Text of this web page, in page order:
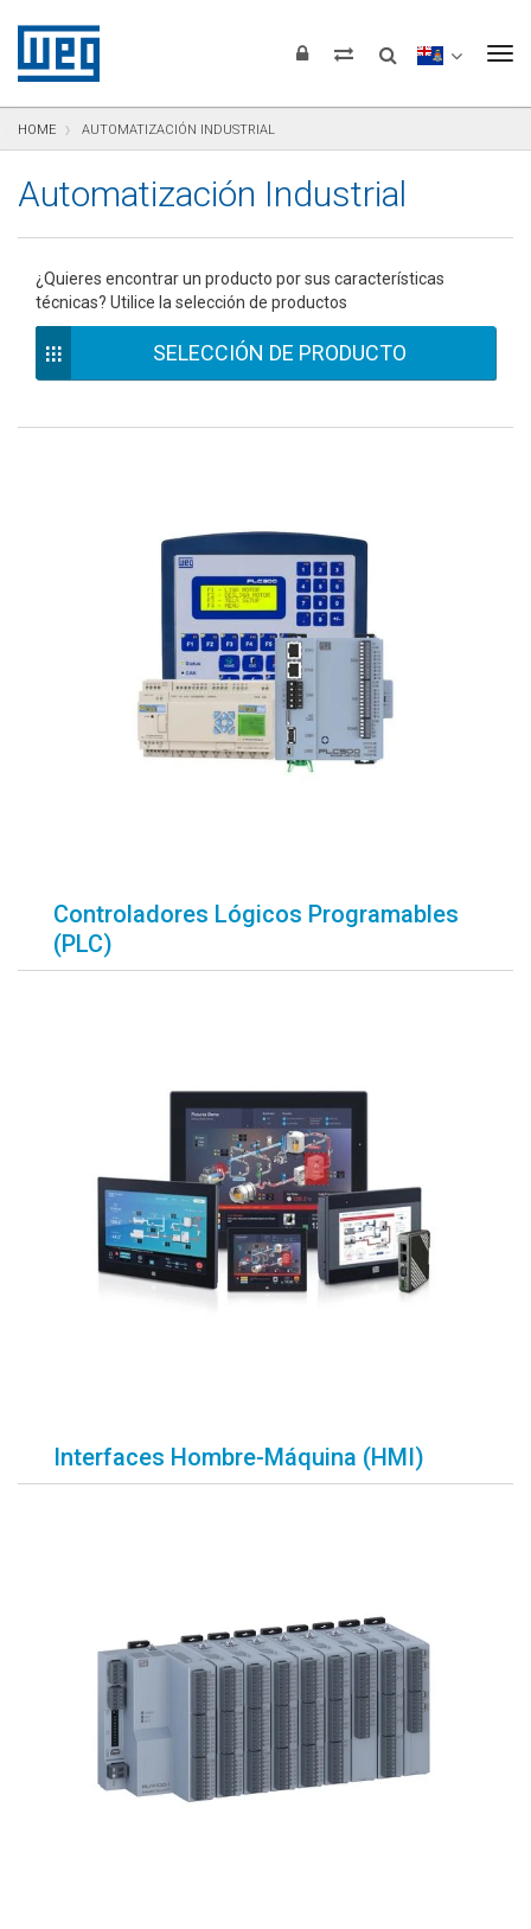
HOME AUTOMATIZACIÓN INDUSTRIAL
Automatización Industrial
SELECCIÓN DE PRODUCTO
¿Quieres encontrar un producto por sus características
técnicas? Utilice la selección de productos
Controladores Lógicos Programables
(PLC)
Interfaces Hombre-Máquina (HMI)